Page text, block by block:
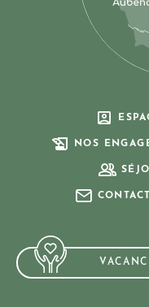
NOS